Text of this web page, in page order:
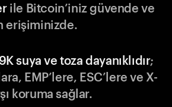
ile Bitcoin’iniz güvende ve
erişiminizde.
suya ve toza dayanıklıdır;
EMP’lere, ESC’lere ve X-
koruma sağlar.